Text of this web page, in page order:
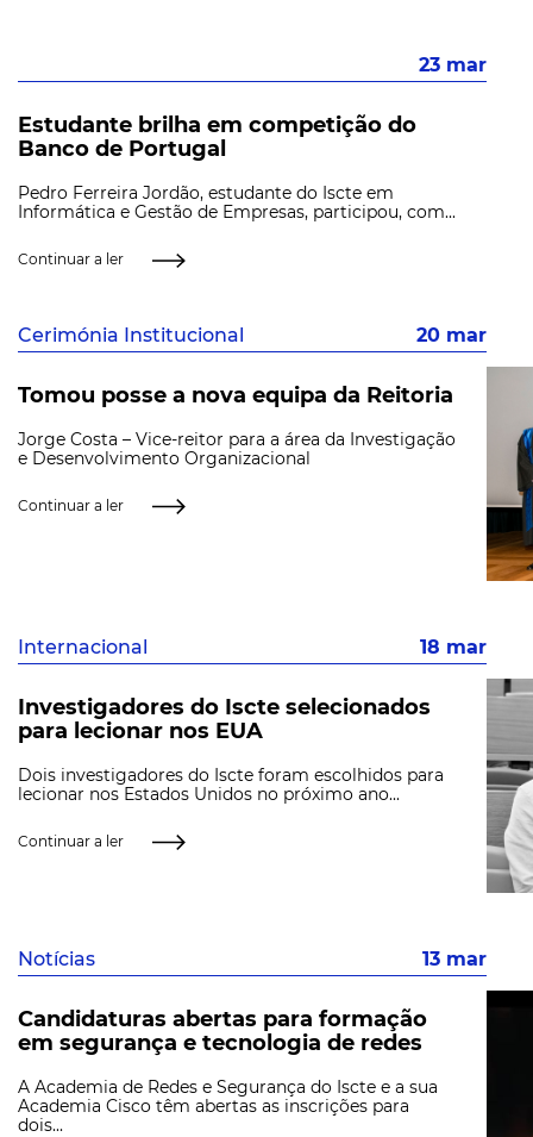
23 mar
Estudante brilha em competição do
Banco de Portugal
Pedro Ferreira Jordão, estudante do Iscte em
Informática e Gestão de Empresas, participou, com...
Continuar a ler
Cerimónia Institucional 20 mar
Tomou posse a nova equipa da Reitoria
Jorge Costa – Vice-reitor para a área da Investigação
e Desenvolvimento Organizacional
Continuar a ler
Internacional 18 mar
Investigadores do Iscte selecionados
para lecionar nos EUA
Dois investigadores do Iscte foram escolhidos para
lecionar nos Estados Unidos no próximo ano...
Continuar a ler
Notícias 13 mar
Candidaturas abertas para formação
em segurança e tecnologia de redes
A Academia de Redes e Segurança do Iscte e a sua
Academia Cisco têm abertas as inscrições para
dois...